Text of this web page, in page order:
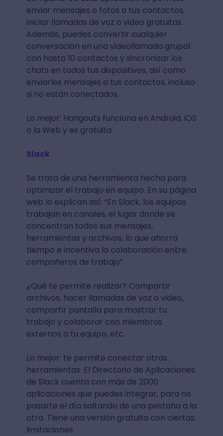
enviar mensajes o fotos a tus contactos,
iniciar llamadas de voz o video gratuitas.
Además, puedes convertir cualquier
conversación en una videollamada grupal
con hasta 10 contactos y sincronizar los
chats en todos tus dispositivos, así como
enviarles mensajes a tus contactos, incluso
si no están conectados.
Lo mejor: Hangouts funciona en Android, iOS
o la Web y es gratuita.
Slack
Se trata de una herramienta hecha para
optimizar el trabajo en equipo. En su página
web lo explican así: “En Slack, los equipos
trabajan en canales, el lugar donde se
concentran todos sus mensajes,
herramientas y archivos, lo que ahorra
tiempo e incentiva la colaboración entre
compañeros de trabajo”.
¿Qué te permite realizar? Compartir
archivos, hacer llamadas de voz o video,
compartir pantalla para mostrar tu
trabajo y colaborar con miembros
externos a tu equipo, etc.
Lo mejor: te permite conectar otras
herramientas. El Directorio de Aplicaciones
de Slack cuenta con más de 2000
aplicaciones que puedes integrar, para no
pasarte el día saltando de una pestaña a la
otra. Tiene una versión gratuita con ciertas
limitaciones.